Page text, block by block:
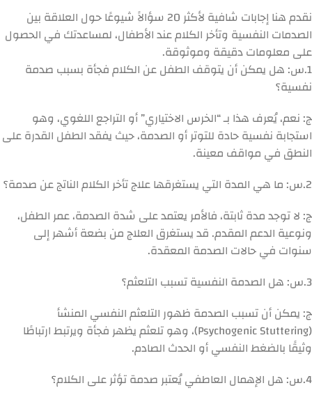
نقدم هنا إجابات شافية لأكثر 20 سؤالاً شيوعًا حول
العلاقة بين
الصدمات النفسية وتأخر الكلام عند الأطفال، لمساعدتك في الحصول
على معلومات دقيقة وموثوقة.
1.س: هل يمكن أن يتوقف الطفل عن الكلام فجأة بسبب صدمة
نفسية؟
ج: نعم، يُعرف هذا بـ “الخرس الاختياري” أو التراجع اللغوي، وهو
استجابة نفسية حادة للتوتر أو الصدمة، حيث يفقد الطفل القدرة على
النطق في مواقف معينة.
2. س: ما هي المدة التي يستغرقها علاج تأخر الكلام الناتج عن صدمة؟
ج: لا توجد مدة ثابتة، فالأمر يعتمد على شدة الصدمة، عمر الطفل،
ونوعية الدعم المقدم. قد يستغرق العلاج من بضعة أشهر إلى
سنوات في حالات الصدمة المعقدة.
3.س: هل الصدمة النفسية تسبب التلعثم؟
ج: يمكن أن تسبب الصدمة ظهور التلعثم النفسي المنشأ
(Psychogenic Stuttering)، وهو تلعثم يظهر فجأة ويرتبط ارتباطًا
وثيقًا بالضغط النفسي أو الحدث الصادم.
4.س: هل الإهمال العاطفي يُعتبر صدمة تؤثر على الكلام؟